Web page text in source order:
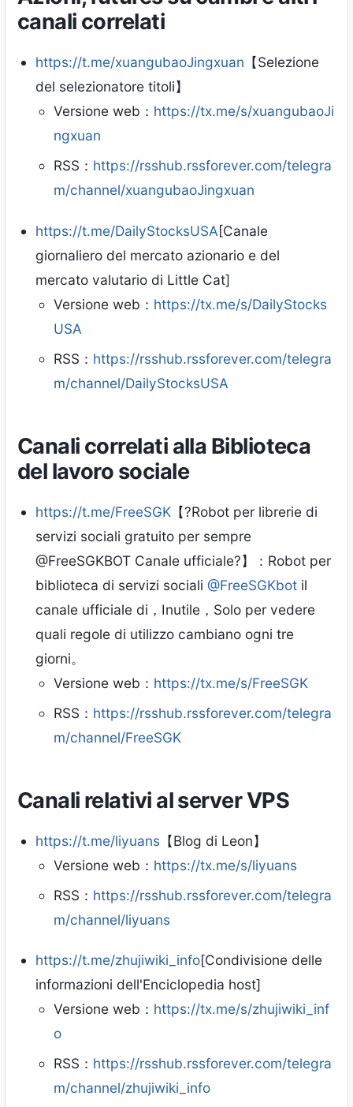
canali correlati
https://t.me/xuangubaoJingxuan 【Selezione
del selezionatore titoli】
Versione web： https://tx.me/s/xuangubaoJi
ngxuan
RSS： https://rsshub.rssforever.com/telegra
m/channel/xuangubaoJingxuan
https://t.me/DailyStocksUSA[Canale
giornaliero del mercato azionario e del
mercato valutario di Little Cat]
Versione web： https://tx.me/s/DailyStocks
USA
RSS： https://rsshub.rssforever.com/telegra
m/channel/DailyStocksUSA
Canali correlati alla Biblioteca
del lavoro sociale
https://t.me/FreeSGK 【?Robot per librerie di
servizi sociali gratuito per sempre
@FreeSGKBOT Canale ufficiale?】：Robot per
biblioteca di servizi sociali@FreeSGKbot il
canale ufficiale di，Inutile，Solo per vedere
quali regole di utilizzo cambiano ogni tre
giorni。
Versione web： https://tx.me/s/FreeSGK
RSS： https://rsshub.rssforever.com/telegra
m/channel/FreeSGK
Canali relativi al server VPS
https://t.me/liyuans 【Blog di Leon】
Versione web： https://tx.me/s/liyuans
RSS： https://rsshub.rssforever.com/telegra
m/channel/liyuans
https://t.me/zhujiwiki_info[Condivisione delle
informazioni dell'Enciclopedia host]
Versione web： https://tx.me/s/zhujiwiki_inf
o
RSS： https://rsshub.rssforever.com/telegra
m/channel/zhujiwiki_info